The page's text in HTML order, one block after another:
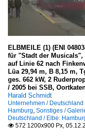
ELBMEILE (1) (ENI
für "Stadt der Musicals",
auf Linie 62 nach
Lüa 29,94 m, B 8,15 m,
ges. 662 kW, 2
/ 2005 bei SSB,
Harald Schmidt
Unternehmen /
Hamburg, Sonstiges /
Deutschland / Elbe:
 572 1200x900 Px,